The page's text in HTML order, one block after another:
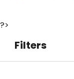
?>
Filters